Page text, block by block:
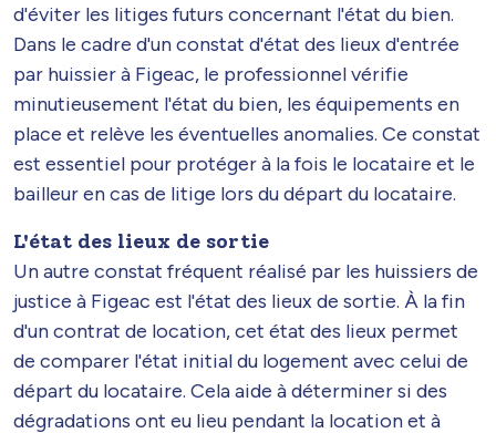
d'éviter les litiges futurs concernant l'état du bien.
Dans le cadre d'un constat d'état des lieux d'entrée
par huissier à Figeac, le professionnel vérifie
minutieusement l'état du bien, les équipements en
place et relève les éventuelles anomalies. Ce constat
est essentiel pour protéger à la fois le locataire et le
bailleur en cas de litige lors du départ du locataire.
L'état des lieux de sortie
Un autre constat fréquent réalisé par les huissiers de
justice à Figeac est l'état des lieux de sortie. À la fin
d'un contrat de location, cet état des lieux permet
de comparer l'état initial du logement avec celui de
départ du locataire. Cela aide à déterminer si des
dégradations ont eu lieu pendant la location et à